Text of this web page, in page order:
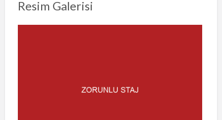
Resim Galerisi